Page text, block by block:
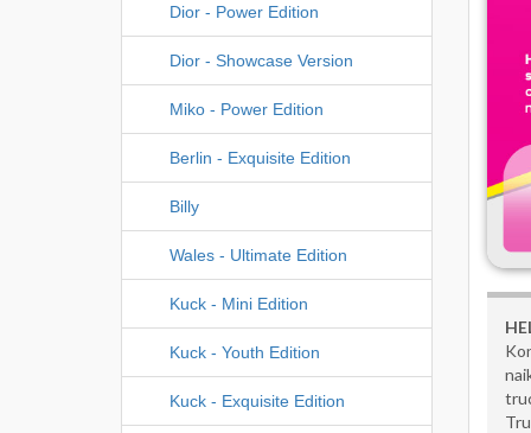
Dior - Power Edition
Dior - Showcase Version
Miko - Power Edition
Berlin - Exquisite Edition
Billy
Wales - Ultimate Edition
Kuck - Mini Edition
Kuck - Youth Edition
Kuck - Exquisite Edition